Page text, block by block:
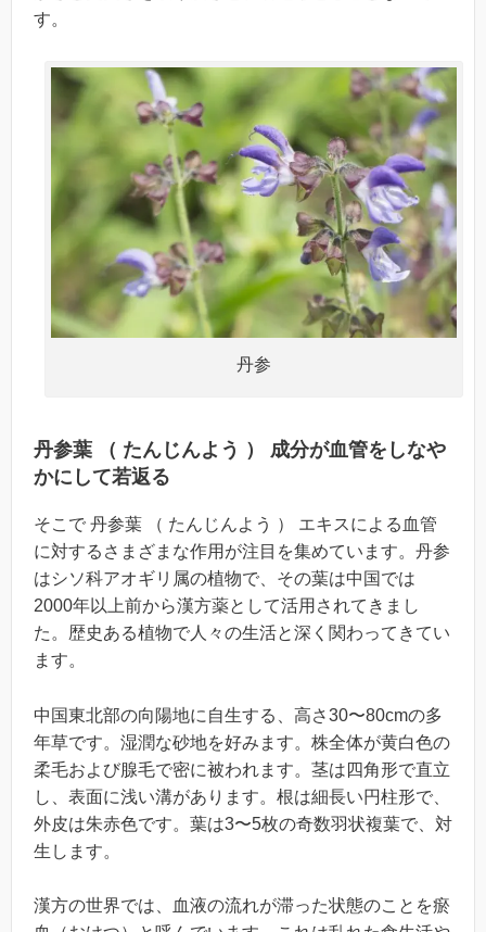
す。
丹参
丹参葉 （ たんじんよう ） 成分が血管をしなや
かにして若返る
そこで 丹参葉 （ たんじんよう ） エキスによる血管
に対するさまざまな作用が注目を集めています。丹参
はシソ科アオギリ属の植物で、その葉は中国では
2000年以上前から漢方薬として活用されてきまし
た。歴史ある植物で人々の生活と深く関わってきてい
ます。
中国東北部の向陽地に自生する、高さ30〜80cmの多
年草です。湿潤な砂地を好みます。株全体が黄白色の
柔毛および腺毛で密に被われます。茎は四角形で直立
し、表面に浅い溝があります。根は細長い円柱形で、
外皮は朱赤色です。葉は3〜5枚の奇数羽状複葉で、対
生します。
漢方の世界では、血液の流れが滞った状態のことを瘀